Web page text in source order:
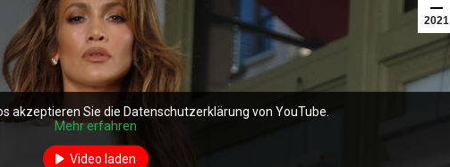
2021
Datenschutzerklärung
akzeptieren Sie die Datenschutzerklärung von YouTube.
Mehr erfahren
Video laden